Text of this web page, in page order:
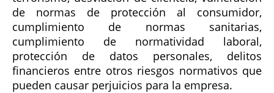
de normas de protección al consumidor,
cumplimiento de normas sanitarias,
cumplimiento de normatividad laboral,
protección de datos personales, delitos
financieros entre otros riesgos normativos que
pueden causar perjuicios para la empresa.